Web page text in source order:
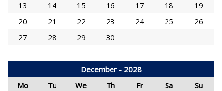
13
14 15 16 17 18
19
20
21 22 23 24 25
26
27
28 29 30
December - 2028
Mo
Tu We Th Fr Sa
Su